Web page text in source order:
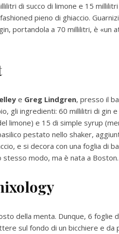
di succo di limone e 15
pieno di ghiaccio.
portandola a 70 millilitri, è «un
e Greg Lindgren, presso il
gli ingredienti: 60 millilitri di gin
limone) e 15 di simple syrup
pestato nello shaker,
e si decora con una foglia di
stesso modo, ma è nata a Boston.
della menta. Dunque, 6 foglie
sul fondo di un bicchiere e da